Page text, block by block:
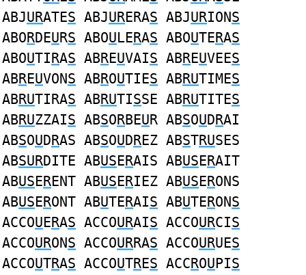
ABJURATES ABJURERAS ABJURIONS
ABORDEURS ABOULERAS ABOUTERAS
ABOUTIRAS ABREUVAIS ABREUVEES
ABREUVONS ABROUTIES ABRUTIMES
ABRUTIRAS ABRUTISSE ABRUTITES
ABRUZZAIS ABSORBEUR ABSOUDRAI
ABSOUDRAS ABSOUDREZ ABSTRUSES
ABSURDITE ABUSERAIS ABUSERAIT
ABUSERENT ABUSERIEZ ABUSERONS
ABUSERONT ABUTERAIS ABUTERONS
ACCOUERAS ACCOURAIS ACCOURCIS
ACCOURONS ACCOURRAS ACCOURUES
ACCOUTRAS ACCOUTRES ACCROUPIS